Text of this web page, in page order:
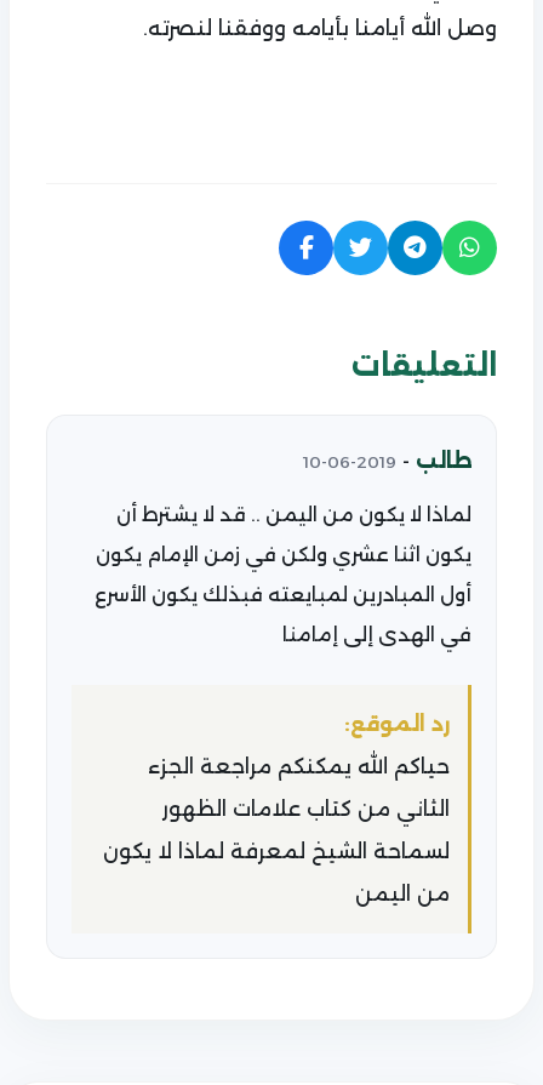
وصل الله أيامنا بأيامه ووفقنا لنصرته.
التعليقات
طالب -
2019-06-10
لماذا لا يكون من اليمن .. قد لا يشترط أن
يكون اثنا عشري ولكن في زمن الإمام يكون
أول المبادرين لمبايعته فبذلك يكون الأسرع
في الهدى إلى إمامنا
رد الموقع:
حياكم الله يمكنكم مراجعة الجزء
الثاني من كتاب علامات الظهور
لسماحة الشيخ لمعرفة لماذا لا يكون
من اليمن